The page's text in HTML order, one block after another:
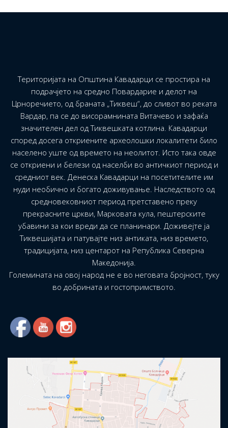
Територијата на Општина Кавадарци се простира на
подрачјето на средно Повардарие и делот на
Црноречието, од браната „Тиквеш“, до сливот во реката
Вардар, па се до висорамнината Витачево и зафаќа
значителен дел од Тиквешката котлина. Кавадарци
според досега откриените археолошки локалитети било
населено уште од времето на неолитот. Исто така овде
се откриени и белези од населби во античкиот период и
средниот век. Денеска Кавадарци на посетителите им
нуди необично и богато доживување. Наследството од
средновековниот период претставено преку
прекрасните цркви, Марковата кула, пештерските
убавини за кои вреди да се планинари. Доживејте ја
Тиквешијата и патувајте низ антиката, низ времето,
традицијата, низ центарот на Република Северна
Македонија.
Големината на овој народ не е во неговата бројност, туку
во добрината и гостопримството.